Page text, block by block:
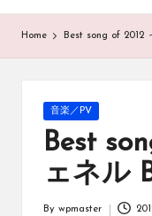
Home Best song of 2012
Posted
in
音楽／PV
Best
ェネル
By wpmaster